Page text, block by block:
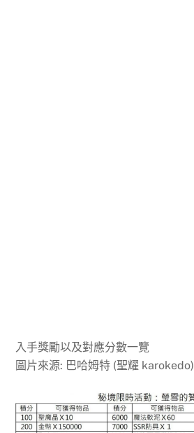
入手獎勵以及對應分數一覽
圖片來源: 巴哈姆特 (聖耀 karokedo)